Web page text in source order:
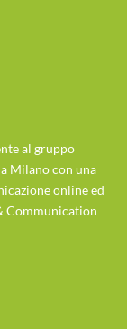
al gruppo
Milano con una
online ed
Communication